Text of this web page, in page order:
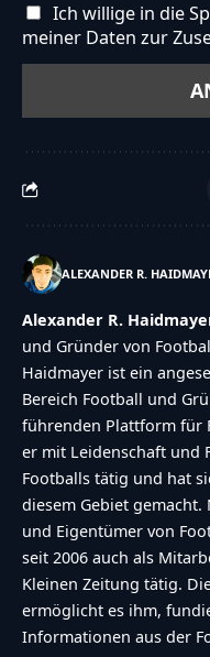
Ich willige in die
meiner Daten zur
ALEXANDER R.
Alexander R.
und Gründer von
Haidmayer ist ein
Bereich Football und
führenden Plattform für
er mit Leidenschaft und
Footballs tätig und hat
diesem Gebiet
und Eigentümer von
seit 2006 auch als
Kleinen Zeitung tätig.
ermöglicht es ihm,
Informationen aus der